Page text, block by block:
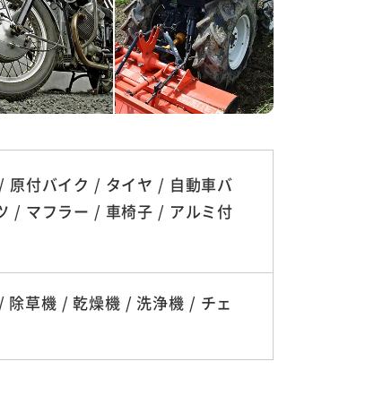
付バイク / タイヤ / 自動車バ
/ マフラー / 車椅子 / アルミ付
草機 / 乾燥機 / 洗浄機 / チェ